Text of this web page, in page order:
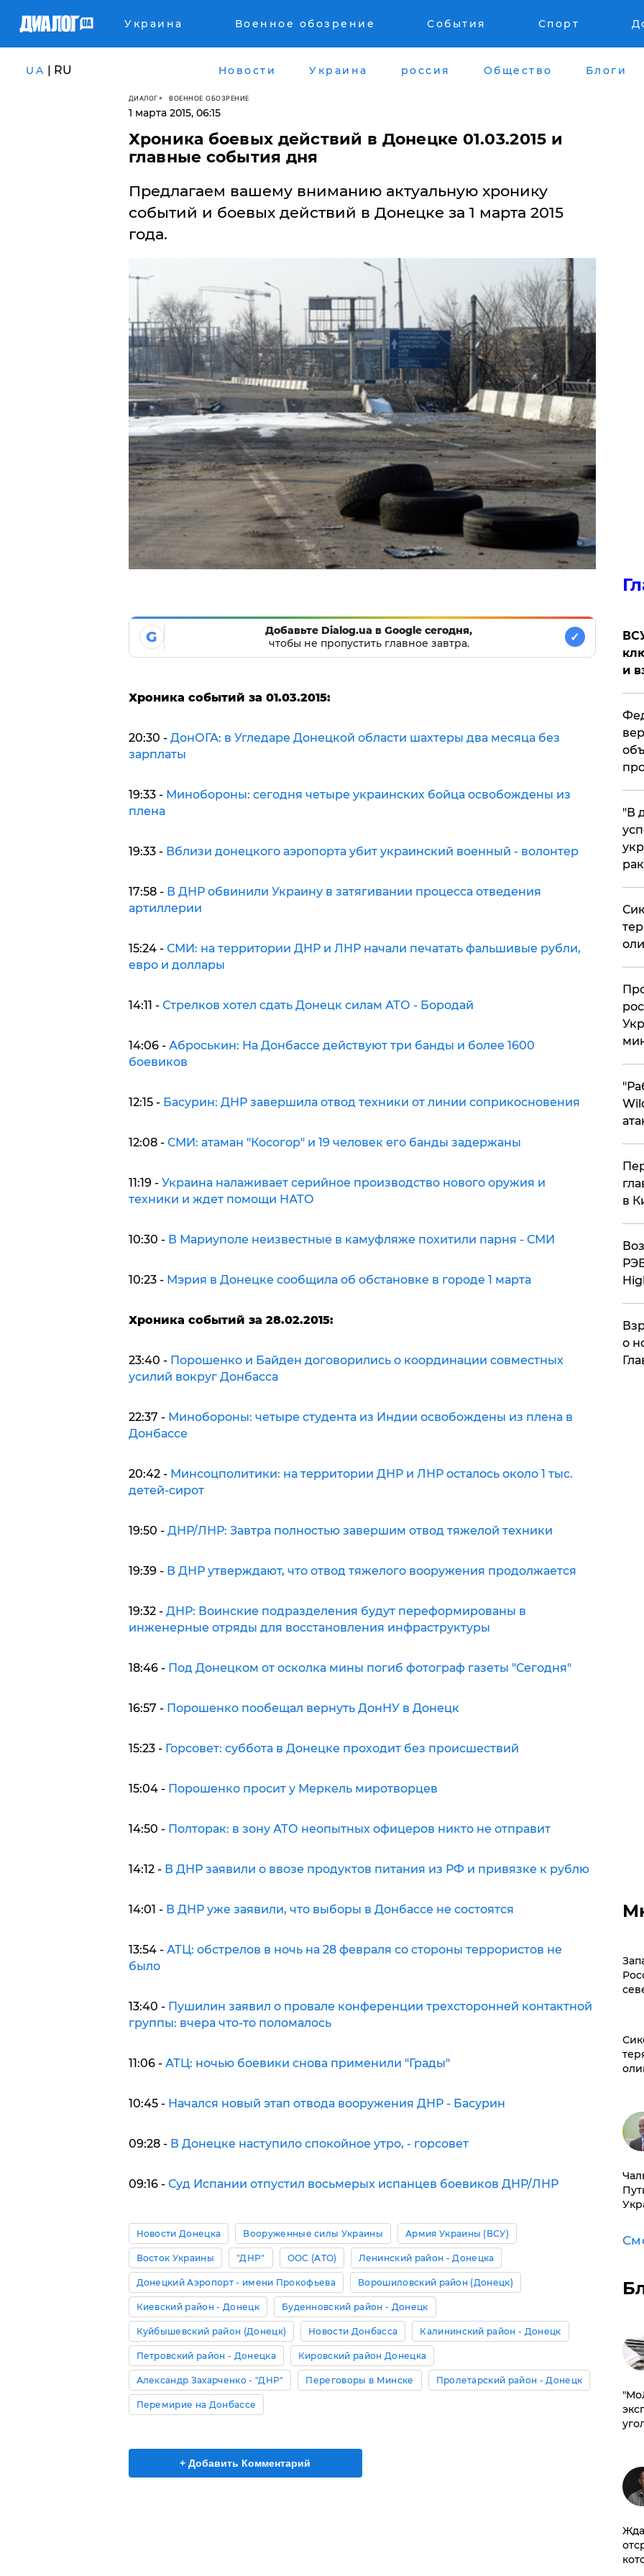
Украина Военное обозрение События Спорт
UA | RU Новости Украина россия Общество Блоги
ДИАЛОГ ВОЕННОЕ ОБОЗРЕНИЕ
1 марта 2015, 06:15
Хроника боевых действий в Донецке 01.03.2015 и
главные события дня
Предлагаем вашему вниманию актуальную хронику
событий и боевых действий в Донецке за 1 марта 2015
года.
G
Добавьте Dialog.ua в Google сегодня,
чтобы не пропустить главное завтра.
✓
Хроника событий за 01.03.2015:
20:30 - ДонОГА: в Угледаре Донецкой области шахтеры два месяца без
зарплаты
19:33 - Минобороны: сегодня четыре украинских бойца освобождены из
плена
19:33 - Вблизи донецкого аэропорта убит украинский военный - волонтер
17:58 - В ДНР обвинили Украину в затягивании процесса отведения
артиллерии
15:24 - СМИ: на территории ДНР и ЛНР начали печатать фальшивые рубли,
евро и доллары
14:11 - Стрелков хотел сдать Донецк силам АТО - Бородай
14:06 - Аброськин: На Донбассе действуют три банды и более 1600
боевиков
12:15 - Басурин: ДНР завершила отвод техники от линии соприкосновения
12:08 - СМИ: атаман "Косогор" и 19 человек его банды задержаны
11:19 - Украина налаживает серийное производство нового оружия и
техники и ждет помощи НАТО
10:30 - В Мариуполе неизвестные в камуфляже похитили парня - СМИ
10:23 - Мэрия в Донецке сообщила об обстановке в городе 1 марта
Хроника событий за 28.02.2015:
23:40 - Порошенко и Байден договорились о координации совместных
усилий вокруг Донбасса
22:37 - Минобороны: четыре студента из Индии освобождены из плена в
Донбассе
20:42 - Минсоцполитики: на территории ДНР и ЛНР осталось около 1 тыс.
детей-сирот
19:50 - ДНР/ЛНР: Завтра полностью завершим отвод тяжелой техники
19:39 - В ДНР утверждают, что отвод тяжелого вооружения продолжается
19:32 - ДНР: Воинские подразделения будут переформированы в
инженерные отряды для восстановления инфраструктуры
18:46 - Под Донецком от осколка мины погиб фотограф газеты "Сегодня"
16:57 - Порошенко пообещал вернуть ДонНУ в Донецк
15:23 - Горсовет: суббота в Донецке проходит без происшествий
15:04 - Порошенко просит у Меркель миротворцев
14:50 - Полторак: в зону АТО неопытных офицеров никто не отправит
14:12 - В ДНР заявили о ввозе продуктов питания из РФ и привязке к рублю
14:01 - В ДНР уже заявили, что выборы в Донбассе не состоятся
13:54 - АТЦ: обстрелов в ночь на 28 февраля со стороны террористов не
было
13:40 - Пушилин заявил о провале конференции трехсторонней контактной
группы: вчера что-то поломалось
11:06 - АТЦ: ночью боевики снова применили "Грады"
10:45 - Начался новый этап отвода вооружения ДНР - Басурин
09:28 - В Донецке наступило спокойное утро, - горсовет
09:16 - Суд Испании отпустил восьмерых испанцев боевиков ДНР/ЛНР
Новости Донецка Вооруженные силы Украины Армия Украины (ВСУ)
Восток Украины "ДНР" ООС (АТО) Ленинский район - Донецка
Донецкий Аэропорт - имени Прокофьева Ворошиловский район (Донецк)
Киевский район - Донецк Буденновский район - Донецк
Куйбышевский район (Донецк) Новости Донбасса Калининский район - Донецк
Петровский район - Донецка Кировский район Донецка
Александр Захарченко - "ДНР" Переговоры в Минске Пролетарский район - Донецк
Перемирие на Донбассе
+ Добавить Комментарий
и
​"В
в
о